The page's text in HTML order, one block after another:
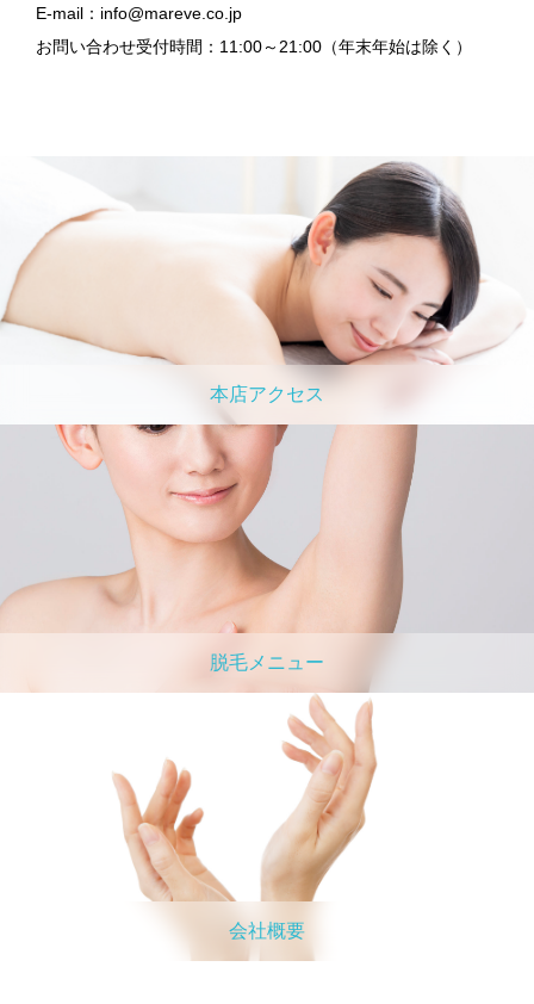
E-mail：info@mareve.co.jp
お問い合わせ受付時間：11:00～21:00（年末年始は除く）
本店アクセス
脱毛メニュー
会社概要